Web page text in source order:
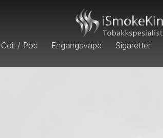
Coil / Pod Engangsvape Sigaretter